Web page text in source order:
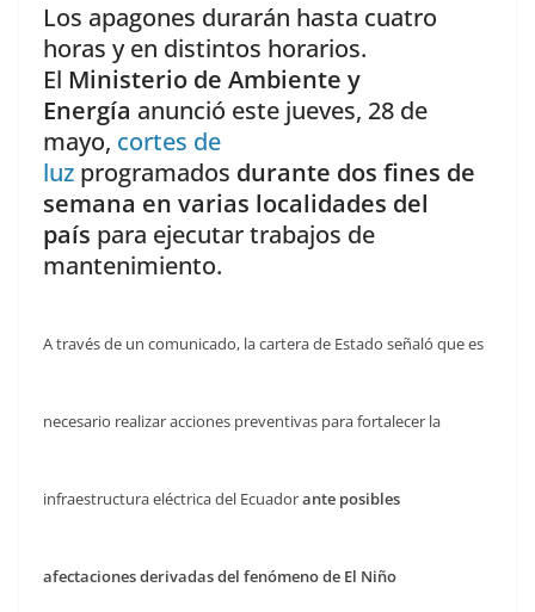
Los apagones durarán hasta cuatro
horas y en distintos horarios.
El Ministerio de Ambiente y
Energía anunció este jueves, 28 de
mayo, cortes de
luz programados durante dos fines de
semana en varias localidades del
país para ejecutar trabajos de
mantenimiento.
A través de un comunicado, la cartera de Estado señaló que es
necesario realizar acciones preventivas para fortalecer la
infraestructura eléctrica del Ecuadorante posibles
afectaciones derivadas del fenómeno de El Niño